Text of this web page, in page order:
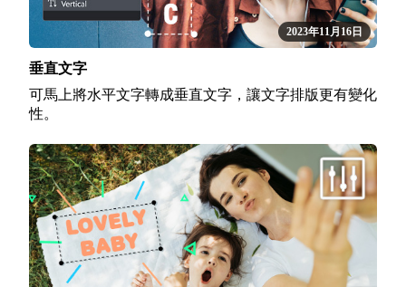
2023年11月16日
垂直文字
可馬上將水平文字轉成垂直文字，讓文字排版更有變化
性。